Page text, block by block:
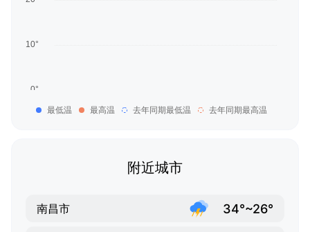
最低温 最高温 去年同期最低温 去年同期最高温
附近城市
南昌市 34°~26°